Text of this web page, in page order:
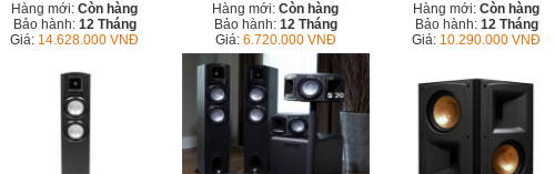
Hàng mới: Còn hàng
Bảo hành: 12 Tháng
Giá: 14.628.000 VNĐ
Hàng mới: Còn hàng
Bảo hành: 12 Tháng
Giá: 6.720.000 VNĐ
Hàng mới: Còn hàng
Bảo hành: 12 Tháng
Giá: 10.290.000 VNĐ